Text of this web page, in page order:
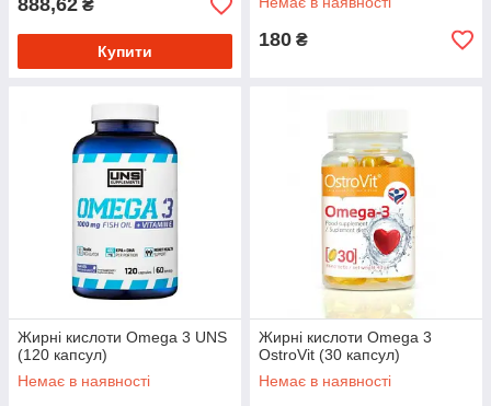
888,62 ₴
Купити
180 ₴
Жирні кислоти Omega 3 UNS
(120 капсул)
Немає в наявності
Жирні кислоти Omega 3
OstroVit (30 капсул)
Немає в наявності